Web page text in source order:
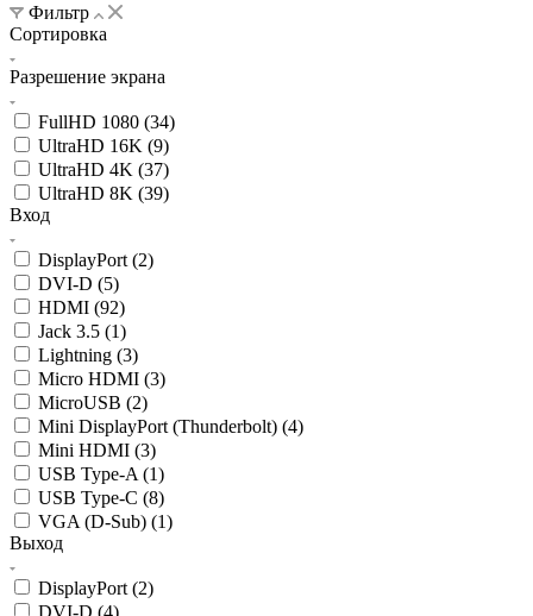
Фильтр
Сортировка
Разрешение экрана
FullHD 1080 (34)
UltraHD 16K (9)
UltraHD 4K (37)
UltraHD 8K (39)
Вход
DisplayPort (2)
DVI-D (5)
HDMI (92)
Jack 3.5 (1)
Lightning (3)
Micro HDMI (3)
MicroUSB (2)
Mini DisplayPort (Thunderbolt) (4)
Mini HDMI (3)
USB Type-A (1)
USB Type-C (8)
VGA (D-Sub) (1)
Выход
DisplayPort (2)
DVI-D (4)